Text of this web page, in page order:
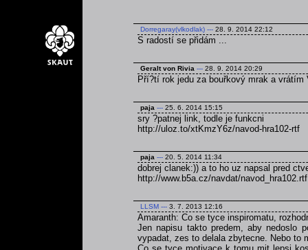
Dorregaray(vlkodlak) --- 28. 9. 2014 22:12
S radostí se přidám ...
Geralt von Rivia --- 28. 9. 2014 20:29
Pří?tí rok jedu za bouřkový mrak a
paja --- 25. 6. 2014 15:15
sry ?patnej link, todle je funkcni
http://uloz.to/xtKmzY6z/navod-hra102-rtf
paja --- 20. 5. 2014 11:34
dobrej clanek:)) a to ho uz napsal pred
http://www.b5a.cz/navdat/navod_hra102.rtf
LLSM --- 3. 7. 2013 12:16
Amaranth: Co se tyce inspiromatu,
Jen napisu takto predem, aby nedoslo
vypadat, zes to delala zbytecne. Nebo to